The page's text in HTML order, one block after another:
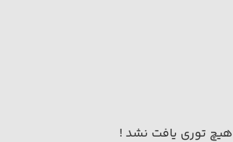
هیچ توری یافت نشد !